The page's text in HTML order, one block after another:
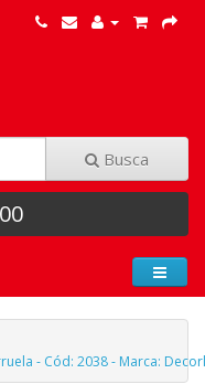
Busca
- Cód: 2038 - Marca: